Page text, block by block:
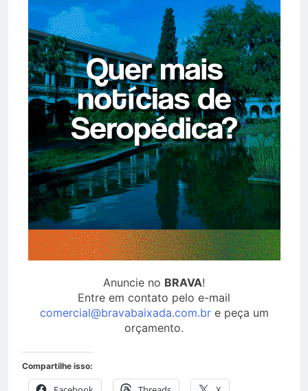
Anuncie no BRAVA!
Entre em contato pelo e-mail
comercial@bravabaixada.com.bre peça um
orçamento.
Compartilhe isso: